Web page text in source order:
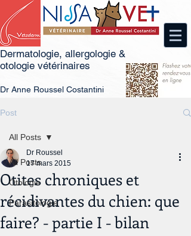
Dermatologie, allergologie &
otologie vétérinaires
Dr Anne Roussel Costantini
Post
All Posts
Otologie
Parasitologie
All Posts
Otites chroniques et
récidivantes du chien: que
faire? - partie I - bilan
Dr Roussel
17 mars 2015